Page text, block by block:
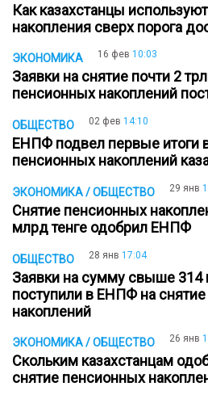
Как казахстанцы
накопления сверх порога
ЭКОНОМИКА 16 фев 10:03
Заявки на снятие почти 2
пенсионных накоплений
ОБЩЕСТВО 02 фев 14:10
ЕНПФ подвел первые итоги
пенсионных накоплений
ЭКОНОМИКА / ОБЩЕСТВО 29 янв
Снятие пенсионных
млрд тенге одобрил ЕНПФ
ОБЩЕСТВО 28 янв 17:04
Заявки на сумму свыше 314
поступили в ЕНПФ на
накоплений
ЭКОНОМИКА / ОБЩЕСТВО 26 янв
Скольким казахстанцам
снятие пенсионных